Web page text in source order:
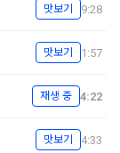
맛보기 9:28
맛보기 1:57
재생 중 4:22
맛보기 4:33